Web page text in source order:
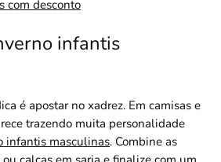
com desconto
infantis
é apostar no xadrez. Em camisas e
trazendo muita personalidade
infantis masculinas. Combine as